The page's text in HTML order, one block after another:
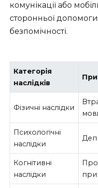
комунікації або
сторонньої
безпомічності.
Категорія
наслідків
Фізичні наслідки
Психологічні
наслідки
Когнітивні
наслідки